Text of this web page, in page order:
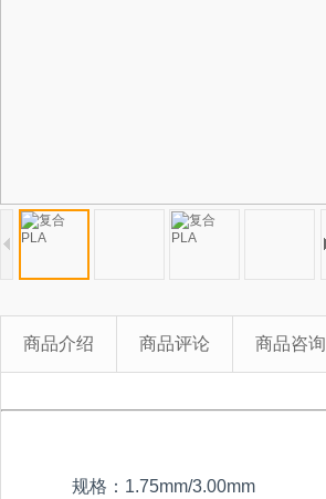
商品介绍 商品评论 商品咨询
规格： 1.75mm/3.00mm